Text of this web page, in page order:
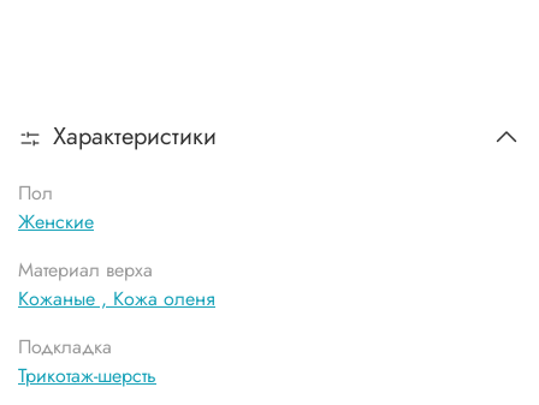
Характеристики
Пол
Женские
Материал верха
Кожаные , Кожа оленя
Подкладка
Трикотаж-шерсть